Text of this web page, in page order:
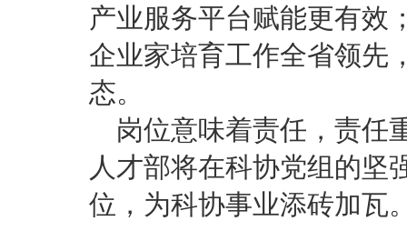
产业服务平台赋能更有效
企业家培育工作全省领先
态。
岗位意味着责任，责任
人才部将在科协党组的坚
位，为科协事业添砖加瓦